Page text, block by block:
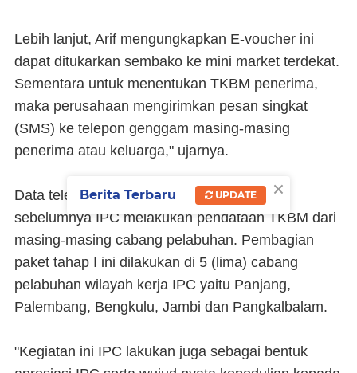
Lebih lanjut, Arif mengungkapkan E-voucher ini
dapat ditukarkan sembako ke mini market terdekat.
Sementara untuk menentukan TKBM penerima,
maka perusahaan mengirimkan pesan singkat
(SMS) ke telepon genggam masing-masing
penerima atau keluarga," ujarnya.
Data telepon genggam diperoleh setelah
sebelumnya IPC melakukan pendataan TKBM dari
masing-masing cabang pelabuhan. Pembagian
paket tahap I ini dilakukan di 5 (lima) cabang
pelabuhan wilayah kerja IPC yaitu Panjang,
Palembang, Bengkulu, Jambi dan Pangkalbalam.
"Kegiatan ini IPC lakukan juga sebagai bentuk
×
Berita Terbaru UPDATE